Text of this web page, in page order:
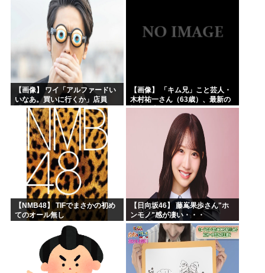
【画像】 ワイ「アルファードい
いなあ。買いに行くか」店員
「ほいっ見積もりな！」ワイ
「金額おかしくね？」←お前ら
もそう思うよな？？？？？
【画像】 「キム兄」こと芸人・
木村祐一さん（63歳）、最新の
松本人志さんとのツーショット
が完全に別人だとネット騒然！
「マジで誰かわからん」...
【NMB48】 TIFでまさかの初め
てのオール無し
【日向坂46】 藤嶌果歩さん"ホ
ンモノ"感が凄い・・・